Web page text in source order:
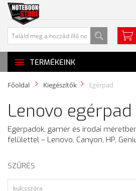
TERMÉKEINK
Főoldal Kiegészítők Egérpad
Lenovo egérpad
Egérpadok, gamer és irodai
felülettel – Lenovo, Canyon, HP,
SZŰRÉS